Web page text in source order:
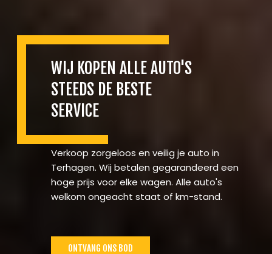
WIJ KOPEN ALLE AUTO'S
STEEDS DE BESTE
SERVICE
Verkoop zorgeloos en veilig je auto in
Terhagen. Wij betalen gegarandeerd een
hoge prijs voor elke wagen. Alle auto's
welkom ongeacht staat of km-stand.
ONTVANG ONS BOD